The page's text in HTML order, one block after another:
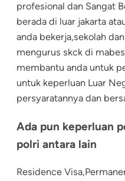
profesional dan Sangat
berada di luar jakarta
anda bekerja,sekolah
mengurus skck di
membantu anda untuk
untuk keperluan Luar
persyaratannya dan
Ada pun keperluan
polri antara lain
Residence